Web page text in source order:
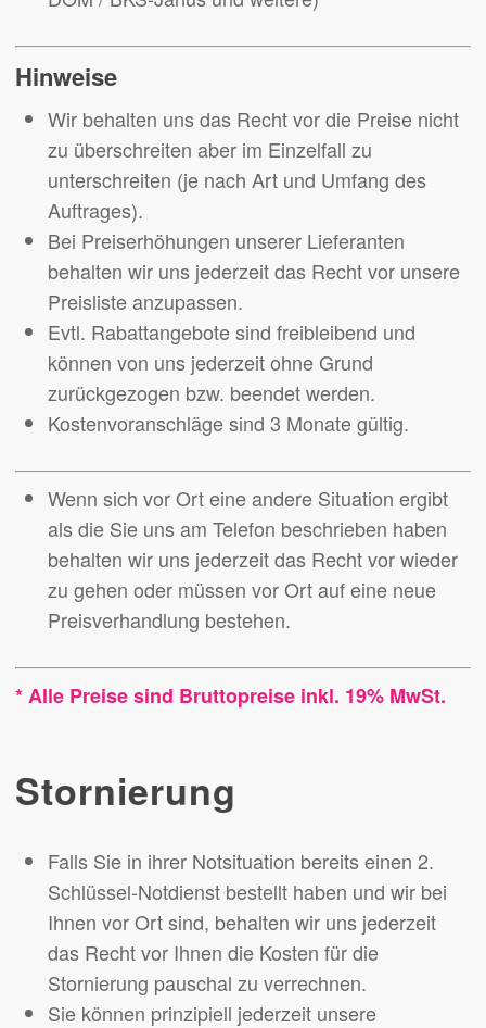
Hinweise
Wir behalten uns das Recht vor die Preise nicht
zu überschreiten aber im Einzelfall zu
unterschreiten (je nach Art und Umfang des
Auftrages).
Bei Preiserhöhungen unserer Lieferanten
behalten wir uns jederzeit das Recht vor unsere
Preisliste anzupassen.
Evtl. Rabattangebote sind freibleibend und
können von uns jederzeit ohne Grund
zurückgezogen bzw. beendet werden.
Kostenvoranschläge sind 3 Monate gültig.
Wenn sich vor Ort eine andere Situation ergibt
als die Sie uns am Telefon beschrieben haben
behalten wir uns jederzeit das Recht vor wieder
zu gehen oder müssen vor Ort auf eine neue
Preisverhandlung bestehen.
* Alle Preise sind Bruttopreise inkl. 19% MwSt.
Stornierung
Falls Sie in ihrer Notsituation bereits einen 2.
Schlüssel-Notdienst bestellt haben und wir bei
Ihnen vor Ort sind, behalten wir uns jederzeit
das Recht vor Ihnen die Kosten für die
Stornierung pauschal zu verrechnen.
Sie können prinzipiell jederzeit unsere